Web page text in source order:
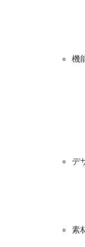
機
デ
素